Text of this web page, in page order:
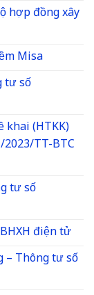
hợp đồng xây
Misa
tư số
khai (HTKK)
TT-BTC
tư số
điện tử
– Thông tư số